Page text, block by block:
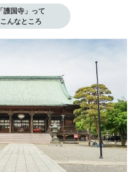
「護国寺」って
こんなところ